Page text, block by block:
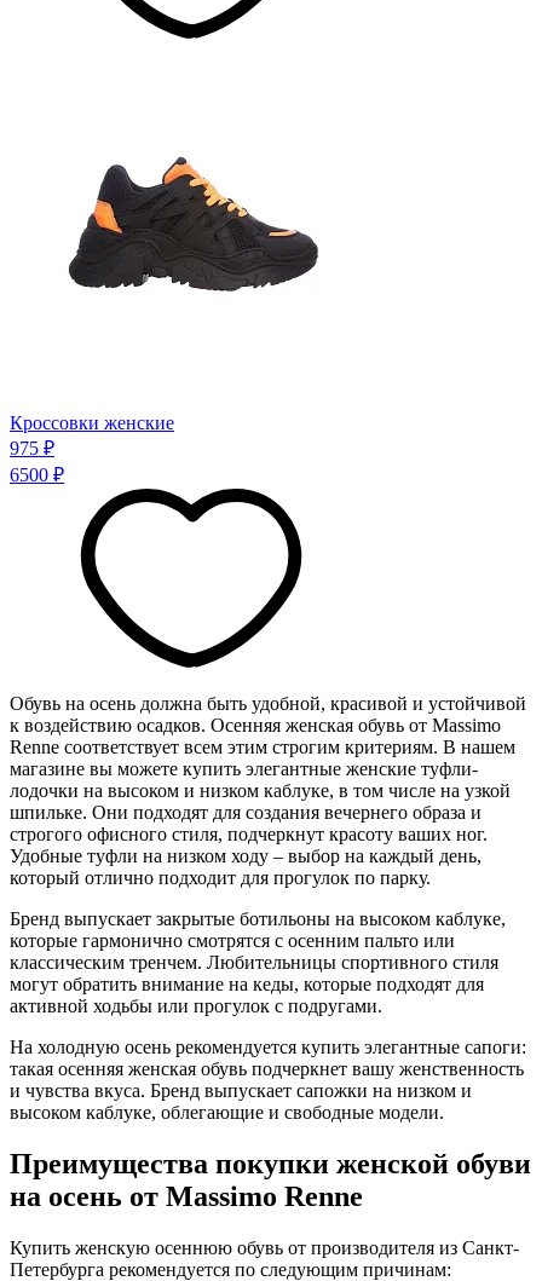
Кроссовки женские
975 ₽
6500 ₽
Обувь на осень должна быть удобной, красивой и устойчивой
к воздействию осадков. Осенняя женская обувь от Massimo
Renne соответствует всем этим строгим критериям. В нашем
магазине вы можете купить элегантные женские туфли-
лодочки на высоком и низком каблуке, в том числе на узкой
шпильке. Они подходят для создания вечернего образа и
строгого офисного стиля, подчеркнут красоту ваших ног.
Удобные туфли на низком ходу – выбор на каждый день,
который отлично подходит для прогулок по парку.
Бренд выпускает закрытые ботильоны на высоком каблуке,
которые гармонично смотрятся с осенним пальто или
классическим тренчем. Любительницы спортивного стиля
могут обратить внимание на кеды, которые подходят для
активной ходьбы или прогулок с подругами.
На холодную осень рекомендуется купить элегантные сапоги:
такая осенняя женская обувь подчеркнет вашу женственность
и чувства вкуса. Бренд выпускает сапожки на низком и
высоком каблуке, облегающие и свободные модели.
Преимущества покупки женской обуви
на осень от Massimo Renne
Купить женскую осеннюю обувь от производителя из Санкт-
Петербурга рекомендуется по следующим причинам: